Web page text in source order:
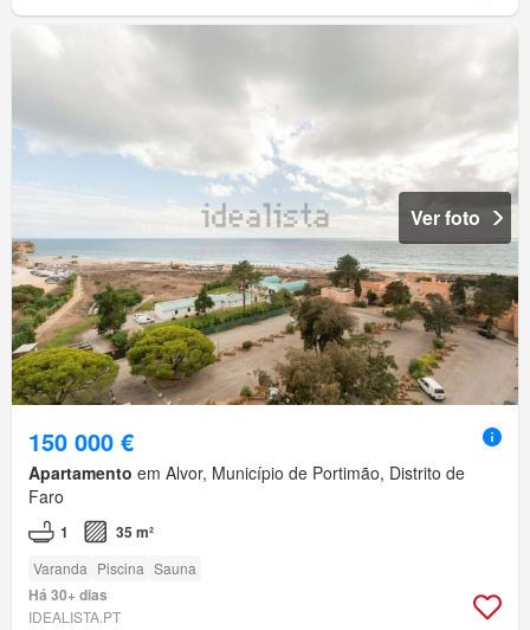
Ver foto
150 000 €
Apartamento em Alvor, Município de Portimão, Distrito de
Faro
1 35 m²
Varanda Piscina Sauna
Há 30+ dias
IDEALISTA.PT